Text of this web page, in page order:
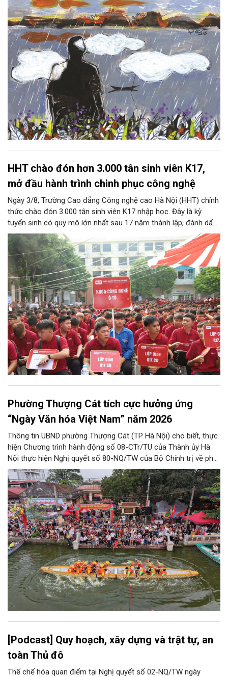
lại thẫm màu như có ai vừa rắc lên một lớp khói.
HHT chào đón hơn 3.000 tân sinh viên K17,
mở đầu hành trình chinh phục công nghệ
Ngày 3/8, Trường Cao đẳng Công nghệ cao Hà Nội (HHT) chính
thức chào đón 3.000 tân sinh viên K17 nhập học. Đây là kỳ
tuyển sinh có quy mô lớn nhất sau 17 năm thành lập, đánh dấu
bước chuyển mình quan trọng của nhà trường.
Phường Thượng Cát tích cực hưởng ứng
“Ngày Văn hóa Việt Nam” năm 2026
Thông tin UBND phường Thượng Cát (TP Hà Nội) cho biết, thực
hiện Chương trình hành động số 08-CTr/TU của Thành ủy Hà
Nội thực hiện Nghị quyết số 80-NQ/TW của Bộ Chính trị về phát
triển Văn hóa Việt Nam; Kế hoạch của UBND Thành phố Hà Nội,
phường Thượng Cát tổ chức nhiều hoạt động trong tháng
11/2026 hưởng ứng “Ngày Văn hóa Việt Nam” năm 2026 trên
địa bàn.
[Podcast] Quy hoạch, xây dựng và trật tự, an
toàn Thủ đô
Thể chế hóa quan điểm tại Nghị quyết số 02-NQ/TW ngày